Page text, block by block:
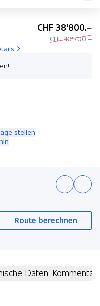
CHF 38'800.–
CHF 40'700.–
stellen
Route berechnen
Daten Kommentar